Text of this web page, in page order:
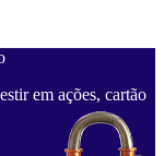
em ações, cartão